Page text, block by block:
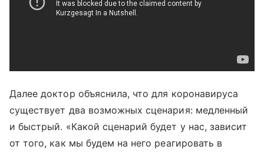
Далее доктор объяснила, что для коронавируса
существует два возможных сценария: медленный
и быстрый. «Какой сценарий будет у нас, зависит
от того, как мы будем на него реагировать в